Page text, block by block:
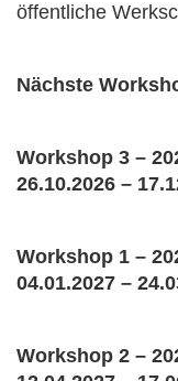
öffentliche
Nächste
Workshop 3 –
26.10.2026 –
Workshop 1 –
04.01.2027 –
Workshop 2 –